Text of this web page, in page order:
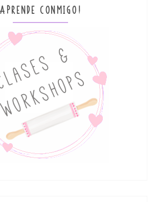
APRENDE CONMIGO!